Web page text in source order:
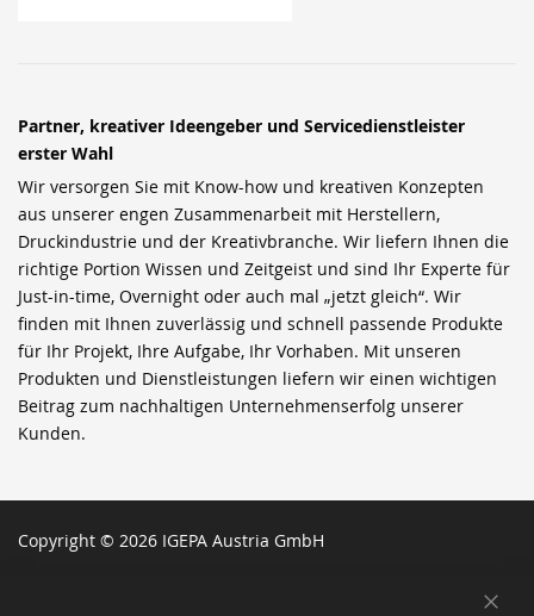
Partner, kreativer Ideengeber und Servicedienstleister
erster Wahl
Wir versorgen Sie mit Know-how und kreativen Konzepten
aus unserer engen Zusammenarbeit mit Herstellern,
Druckindustrie und der Kreativbranche. Wir liefern Ihnen die
richtige Portion Wissen und Zeitgeist und sind Ihr Experte für
Just-in-time, Overnight oder auch mal „jetzt gleich“. Wir
finden mit Ihnen zuverlässig und schnell passende Produkte
für Ihr Projekt, Ihre Aufgabe, Ihr Vorhaben. Mit unseren
Produkten und Dienstleistungen liefern wir einen wichtigen
Beitrag zum nachhaltigen Unternehmenserfolg unserer
Kunden.
Copyright © 2026 IGEPA Austria GmbH